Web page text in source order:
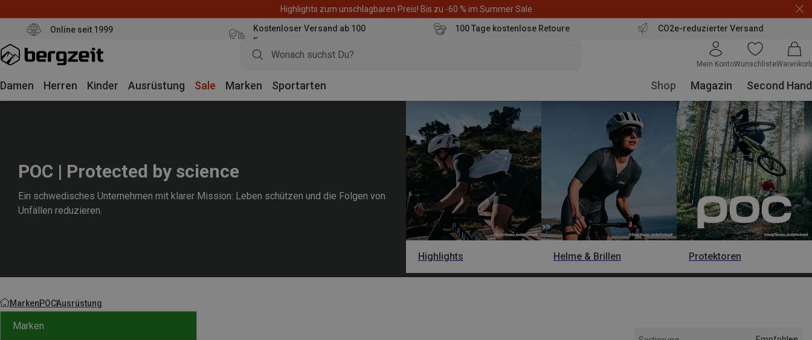
Highlights zum unschlagbaren Preis! Bis zu -60 % im Summer Sale
Online seit 1999
Kostenloser Versand ab 100
Euro
100 Tage kostenlose Retoure CO2e-reduzierter Versand
Mein KontoWunschlisteWarenkorb
Damen Herren Kinder Ausrüstung Sale Marken Sportarten Shop Magazin Second Hand
POC | Protected by science
Ein schwedisches Unternehmen mit klarer Mission: Leben schützen und die Folgen von
Unfällen reduzieren.
Highlights Helme & Brillen Protektoren
MarkenPOCAusrüstung
Marken